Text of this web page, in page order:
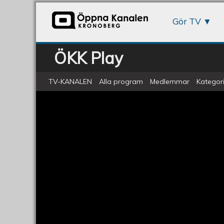
Gör TV
ÖKK Play
TV-KANALEN Alla program Medlemmar